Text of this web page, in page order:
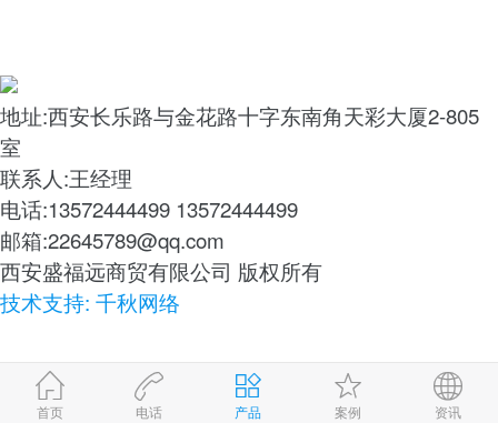
首页 电话 产品 案例 资讯
地址:西安长乐路与金花路十字东南角天彩大厦2-805
室
联系人:王经理
电话:13572444499 13572444499
邮箱:22645789@qq.com
西安盛福远商贸有限公司 版权所有
技术支持: 千秋网络